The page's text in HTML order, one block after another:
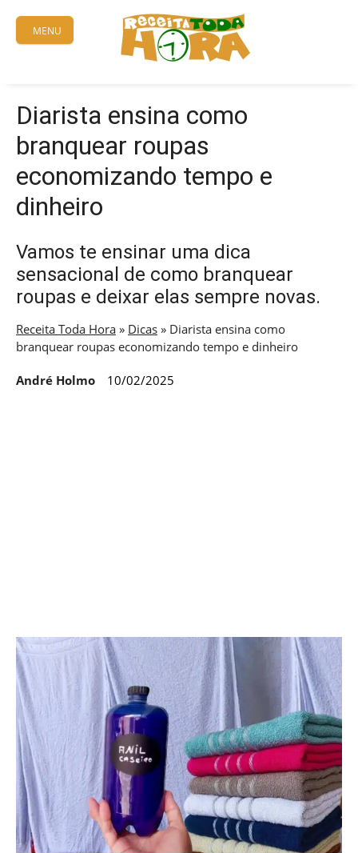
content
MENU
Diarista ensina como
branquear roupas
economizando tempo e
dinheiro
Vamos te ensinar uma dica
sensacional de como branquear
roupas e deixar elas sempre novas.
Receita Toda Hora » Dicas » Diarista ensina como
branquear roupas economizando tempo e dinheiro
André Holmo 10/02/2025